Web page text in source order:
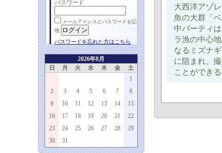
パスワード
メールアドレスとパスワードを記
憶
パスワードを忘れた方はこちら
2026年8月
日
月 火 水 木 金
土
1
2
3 4 5 6 7
8
9
10 11 12 13 14
15
16
17 18 19 20 21
22
23
24 25 26 27 28
29
30
31
大西洋アゾ
魚の大群「
中バーティ
ラ漁の中心
なるミズナ
に阻まれ、
ことができ